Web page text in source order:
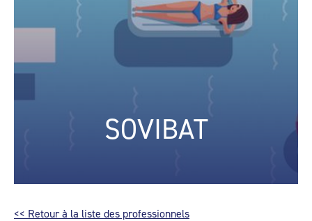
SOVIBAT
<< Retour à la liste des professionnels